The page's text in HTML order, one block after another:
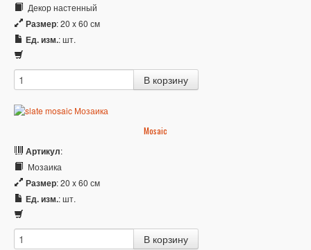
Декор настенный
Размер: 20 x 60 см
Ед. изм.: шт.
Mosaic
Артикул:
Мозаика
Размер: 20 x 60 см
Ед. изм.: шт.